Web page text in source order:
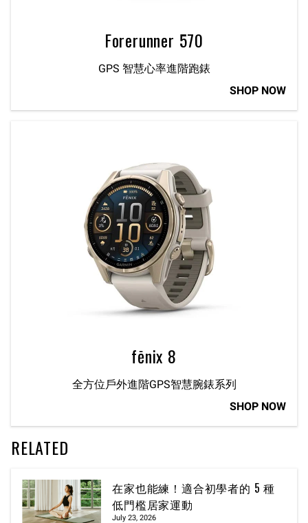
Forerunner 570
GPS 智慧心率進階跑錶
SHOP NOW
fēnix 8
全方位戶外進階GPS智慧腕錶系列
SHOP NOW
RELATED
在家也能練！適合初學者的 5 種
低門檻居家運動
July 23, 2026